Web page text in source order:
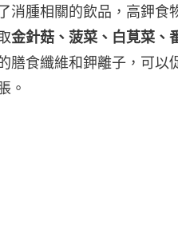
消腫相關的飲品，高鉀食
金針菇、菠菜、白莧菜、
膳食纖維和鉀離子，可以
。